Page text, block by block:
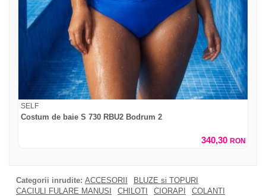
SELF
Costum de baie S 730 RBU2 Bodrum 2
340,30 RON
Categorii inrudite: ACCESORII
BLUZE si TOPURI
CACIULI FULARE MANUSI
CHILOTI CIORAPI
COLANTI